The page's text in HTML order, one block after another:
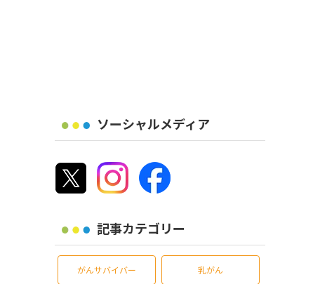
ソーシャルメディア
記事カテゴリー
がんサバイバー 乳がん